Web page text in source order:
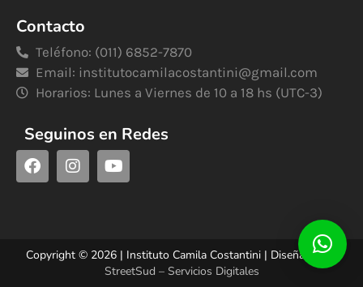
Contacto
Teléfono: (011) 6852-7870
Email: institutocamilacostantini@gmail.com
Horarios: Lunes a Viernes de 10 a 18 hs (UTC-3)
Seguinos en Redes
Copyright © 2026 | Instituto Camila Costantini | Diseñado por
StreetSud – Servicios Digitales